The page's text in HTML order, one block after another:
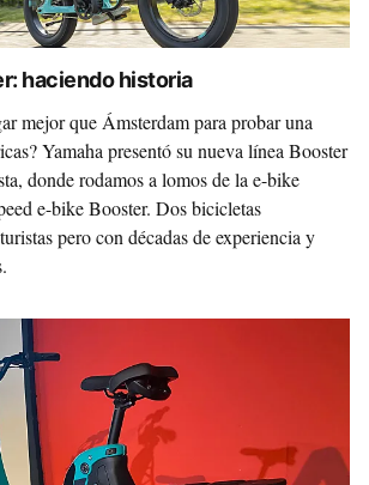
haciendo historia
mejor que Ámsterdam para probar una
Yamaha presentó su nueva línea Booster
donde rodamos a lomos de la e-bike
e-bike Booster. Dos bicicletas
pero con décadas de experiencia y